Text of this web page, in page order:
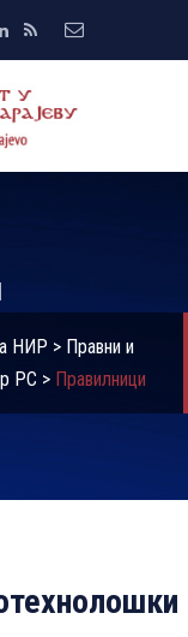
НИР > Правни и
РС > Правилници